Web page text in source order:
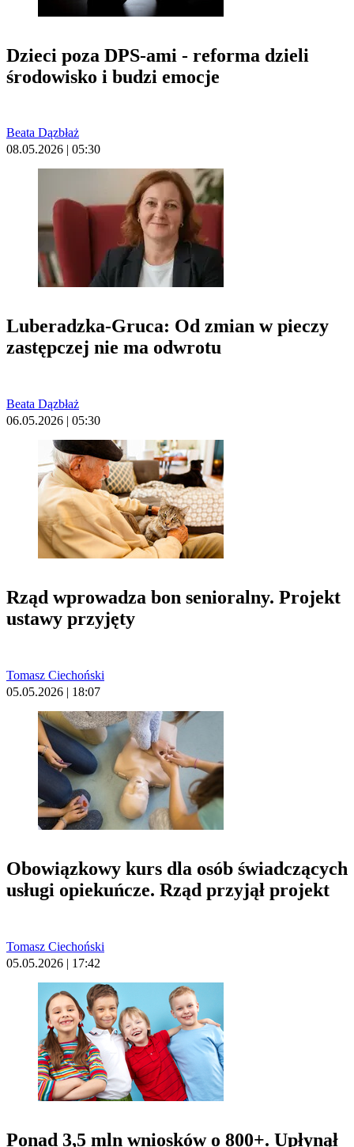
Dzieci poza DPS-ami - reforma dzieli
środowisko i budzi emocje
Beata Dązbłaż
08.05.2026 | 05:30
Luberadzka-Gruca: Od zmian w pieczy
zastępczej nie ma odwrotu
Beata Dązbłaż
06.05.2026 | 05:30
Rząd wprowadza bon senioralny. Projekt
ustawy przyjęty
Tomasz Ciechoński
05.05.2026 | 18:07
Obowiązkowy kurs dla osób świadczących
usługi opiekuńcze. Rząd przyjął projekt
Tomasz Ciechoński
05.05.2026 | 17:42
Ponad 3,5 mln wniosków o 800+. Upłynął